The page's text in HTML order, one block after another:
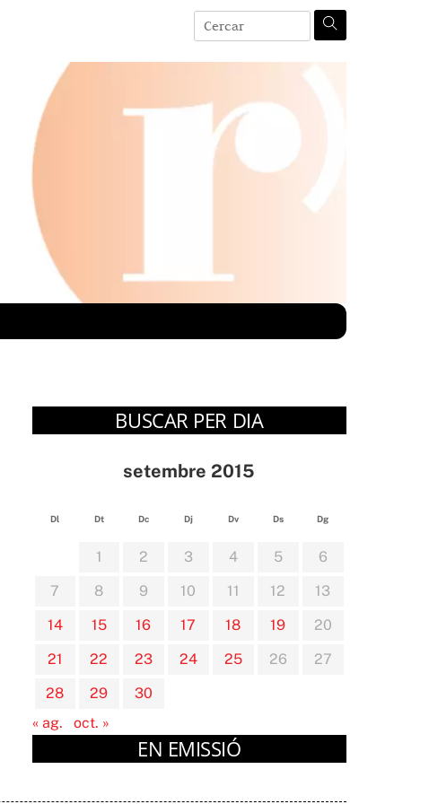
BUSCAR PER DIA
setembre 2015
Dl Dt Dc Dj Dv Ds Dg
1 2 3 4 5
6
7
8 9 10 11 12
13
14
15 16 17 18 19
20
21
22 23 24 25 26
27
28
29
30
« ag.
oct. »
EN EMISSIÓ